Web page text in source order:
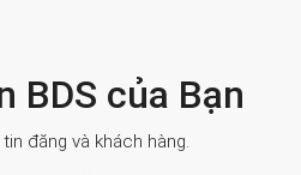
BDS của Bạn
đăng và khách hàng.